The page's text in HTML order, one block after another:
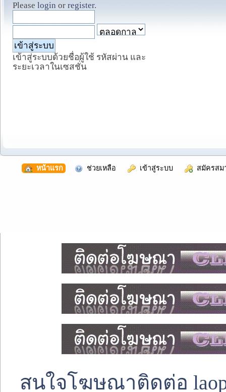
Please login or register.
เข้าสู่ระบบด้วยชื่อผู้ใช้ รหัสผ่าน และ
ระยะเวลาในเซสชั่น
หน้าแรก ช่วยเหลือ เข้าสู่ระบบ สมัครสม
สนใจโฆษณาติดต่อ